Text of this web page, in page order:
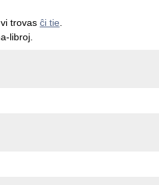
trovas ĉi tie
libroj.